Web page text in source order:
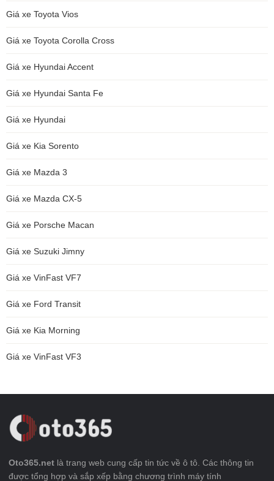
Giá xe Toyota Vios
Giá xe Toyota Corolla Cross
Giá xe Hyundai Accent
Giá xe Hyundai Santa Fe
Giá xe Hyundai
Giá xe Kia Sorento
Giá xe Mazda 3
Giá xe Mazda CX-5
Giá xe Porsche Macan
Giá xe Suzuki Jimny
Giá xe VinFast VF7
Giá xe Ford Transit
Giá xe Kia Morning
Giá xe VinFast VF3
Oto365.net là trang web cung cấp tin tức về ô tô. Các thông tin
được tổng hợp và sắp xếp bằng chương trình máy tính